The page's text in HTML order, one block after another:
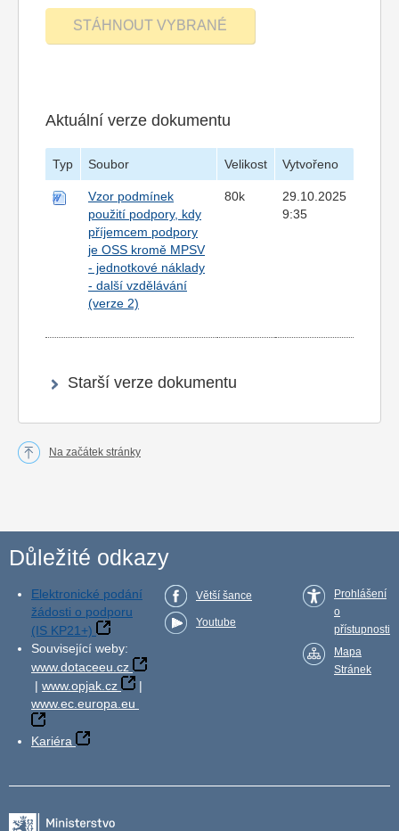
Aktuální verze dokumentu
Typ Soubor Velikost Vytvořeno
Vzor podmínek
použití podpory, kdy
příjemcem podpory
je OSS kromě MPSV
- jednotkové náklady
- další vzdělávání
(verze 2)
80k
29.10.2025
9:35
Starší verze dokumentu
Na začátek stránky
Důležité odkazy
Elektronické podání
žádosti o podporu
(IS KP21+)
Související weby:
www.dotaceeu.cz
| www.opjak.cz
|
www.ec.europa.eu
Kariéra
Větší šance
Youtube
Prohlášení
o
přístupnosti
Mapa
Stránek